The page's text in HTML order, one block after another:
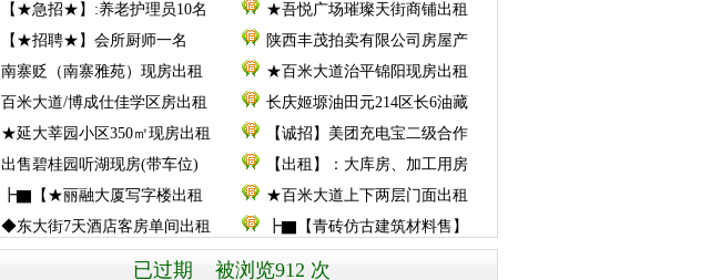
【★急招★】:养老护理员10名
★吾悦广场璀璨天街商铺出租
【★招聘★】会所厨师一名
陕西丰茂拍卖有限公司房屋产
南寨贬（南寨雅苑）现房出租
★百米大道治平锦阳现房出租
百米大道/博成仕佳学区房出租
长庆姬塬油田元214区长6油藏
★延大莘园小区350㎡现房出租
【诚招】美团充电宝二级合作
出售碧桂园听湖现房(带车位)
【出租】：大库房、加工用房
┣▇【★丽融大厦写字楼出租
★百米大道上下两层门面出租
◆东大街7天酒店客房单间出租 ┣▇【青砖仿古建筑材料售】
已过期 被浏览912 次